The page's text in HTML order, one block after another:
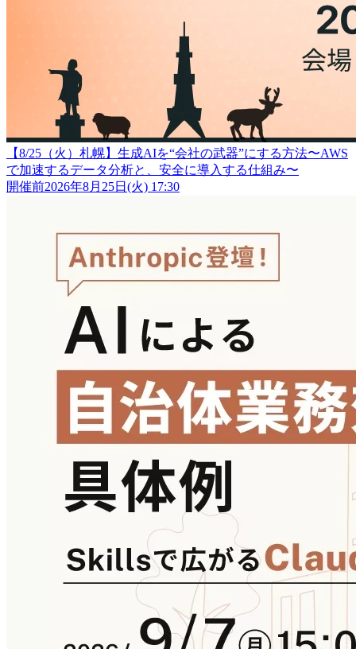
【8/25（火）札幌】生成AIを“会社の武器”にする方法〜AWS
で加速するデータ分析と、安全に導入する仕組み〜
開催前2026年8月25日(火) 17:30